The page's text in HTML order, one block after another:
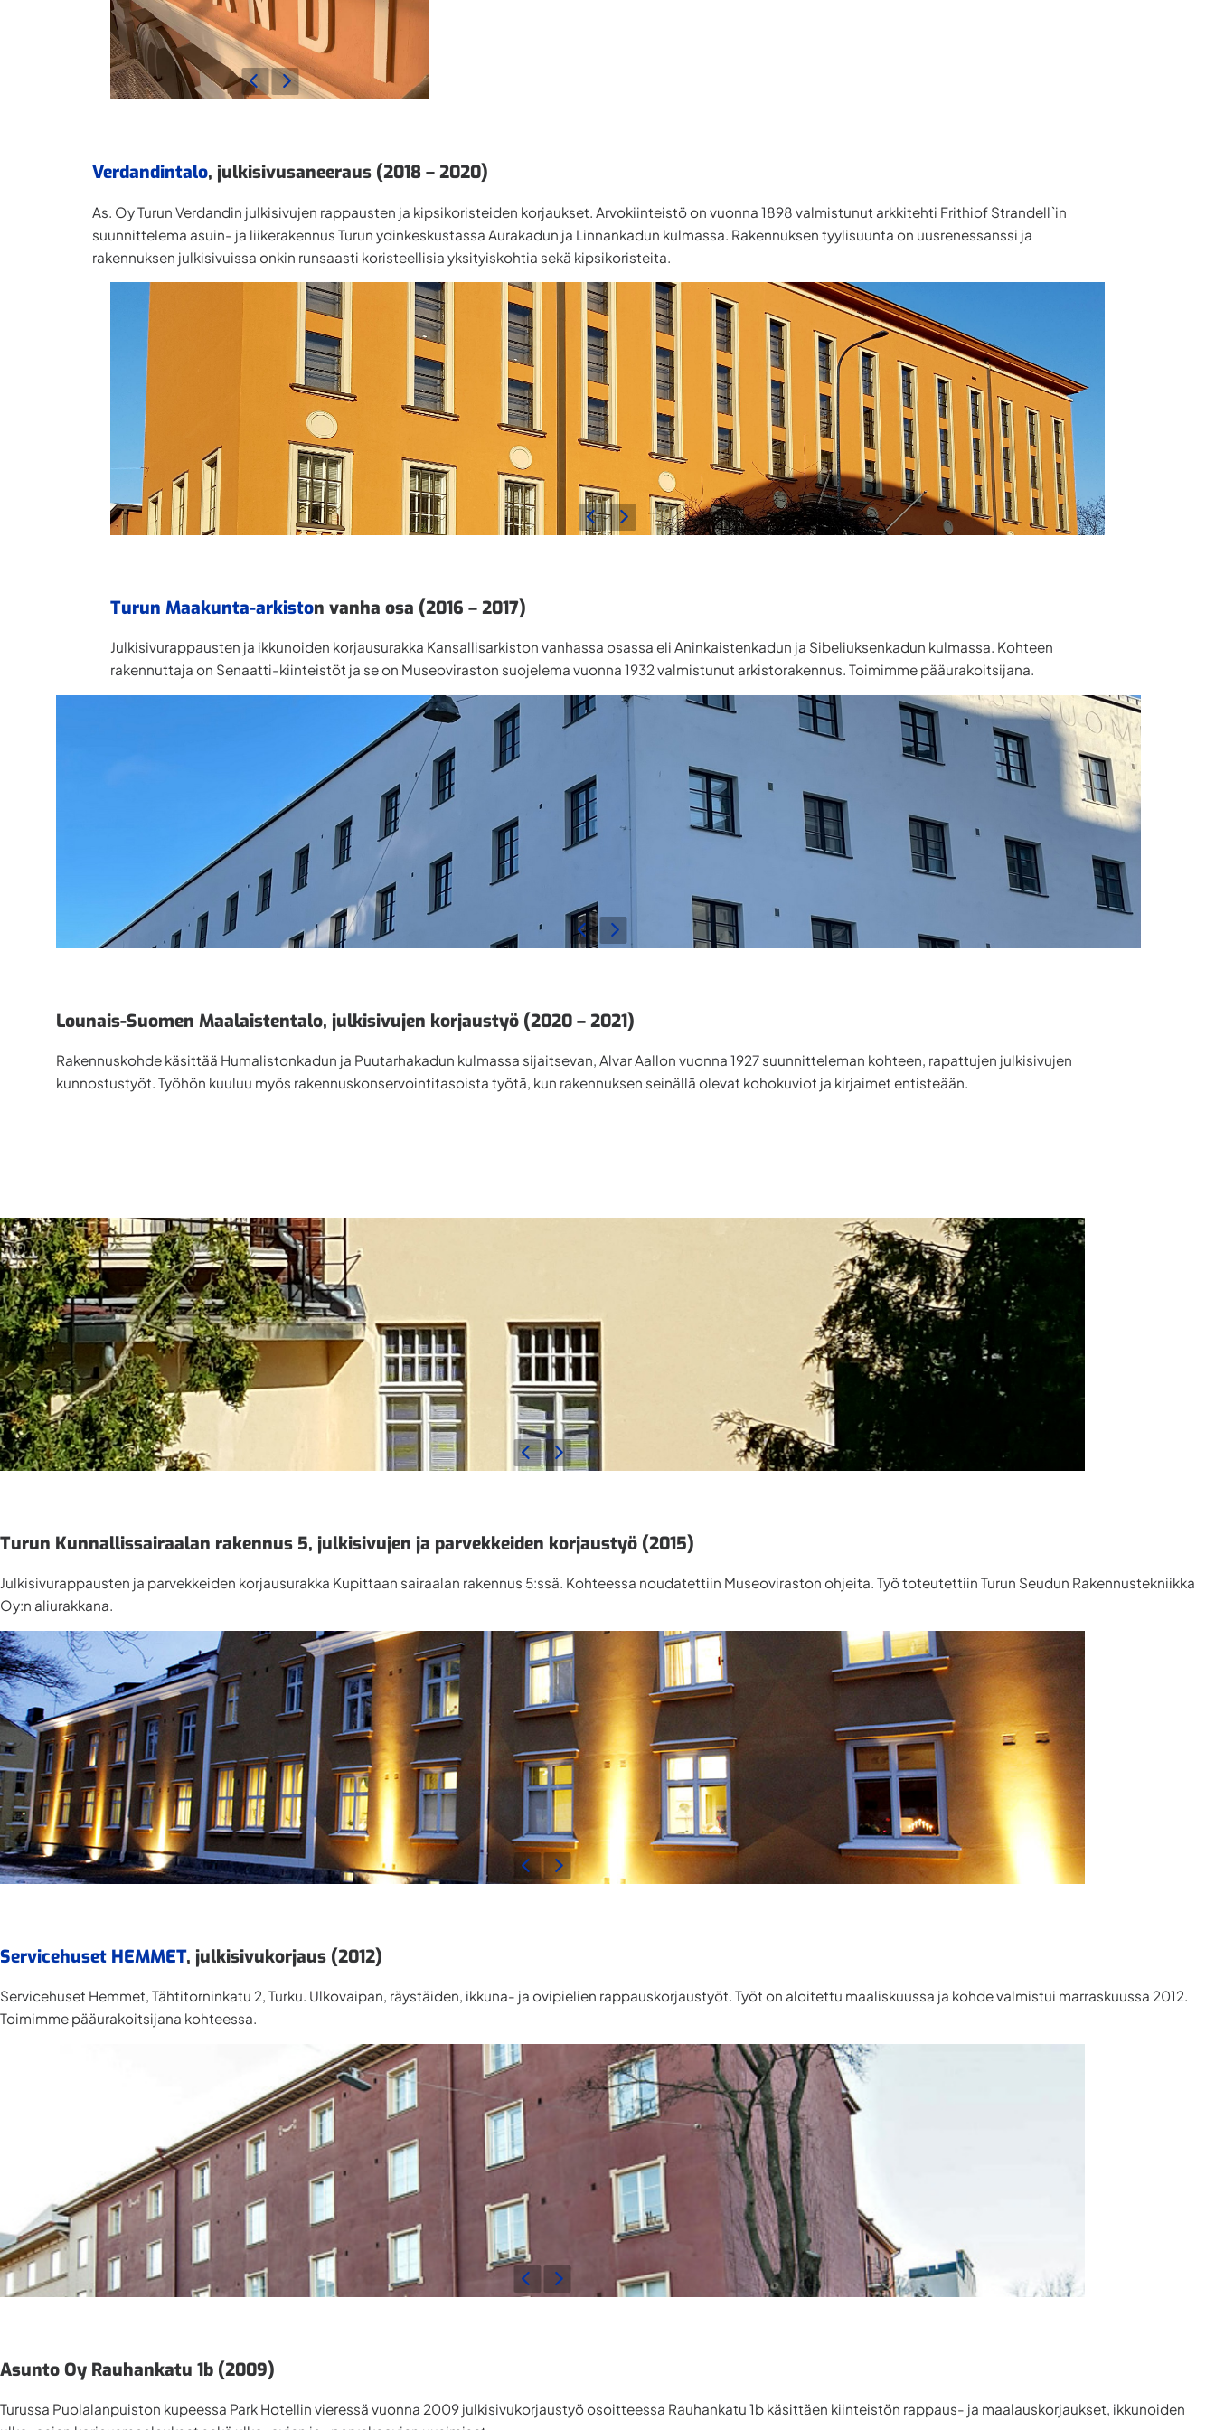
Verdandintalo, julkisivusaneeraus (2018 – 2020)
As. Oy Turun Verdandin julkisivujen rappausten ja kipsikoristeiden korjaukset. Arvokiinteistö on vuonna 1898 valmistunut arkkitehti Frithiof Strandell`in
suunnittelema asuin- ja liikerakennus Turun ydinkeskustassa Aurakadun ja Linnankadun kulmassa. Rakennuksen tyylisuunta on uusrenessanssi ja
rakennuksen julkisivuissa onkin runsaasti koristeellisia yksityiskohtia sekä kipsikoristeita.
Turun Maakunta-arkiston vanha osa (2016 – 2017)
Julkisivurappausten ja ikkunoiden korjausurakka Kansallisarkiston vanhassa osassa eli Aninkaistenkadun ja Sibeliuksenkadun kulmassa. Kohteen
rakennuttaja on Senaatti-kiinteistöt ja se on Museoviraston suojelema vuonna 1932 valmistunut arkistorakennus. Toimimme pääurakoitsijana.
Lounais-Suomen Maalaistentalo, julkisivujen korjaustyö (2020 – 2021)
Rakennuskohde käsittää Humalistonkadun ja Puutarhakadun kulmassa sijaitsevan, Alvar Aallon vuonna 1927 suunnitteleman kohteen, rapattujen julkisivujen
kunnostustyöt. Työhön kuuluu myös rakennuskonservointitasoista työtä, kun rakennuksen seinällä olevat kohokuviot ja kirjaimet entisteään.
Turun Kunnallissairaalan rakennus 5, julkisivujen ja parvekkeiden korjaustyö (2015)
Julkisivurappausten ja parvekkeiden korjausurakka Kupittaan sairaalan rakennus 5:ssä. Kohteessa noudatettiin Museoviraston ohjeita. Työ toteutettiin Turun Seudun Rakennustekniikka
Oy:n aliurakkana.
Servicehuset HEMMET, julkisivukorjaus (2012)
Servicehuset Hemmet, Tähtitorninkatu 2, Turku. Ulkovaipan, räystäiden, ikkuna- ja ovipielien rappauskorjaustyöt. Työt on aloitettu maaliskuussa ja kohde valmistui marraskuussa 2012.
Toimimme pääurakoitsijana kohteessa.
Asunto Oy Rauhankatu 1b (2009)
Turussa Puolalanpuiston kupeessa Park Hotellin vieressä vuonna 2009 julkisivukorjaustyö osoitteessa Rauhankatu 1b käsittäen kiinteistön rappaus- ja maalauskorjaukset, ikkunoiden